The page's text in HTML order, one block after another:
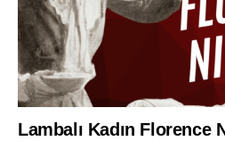
Lambalı Kadın Florence